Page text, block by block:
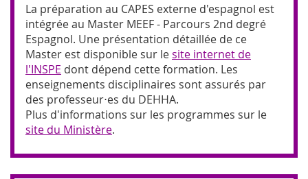
La préparation au CAPES externe d'espagnol est
intégrée au Master MEEF - Parcours 2nd degré
Espagnol. Une présentation détaillée de ce
Master est disponible sur lesite internet de
l'INSPE dont dépend cette formation. Les
enseignements disciplinaires sont assurés par
des professeur⋅es du DEHHA.
Plus d'informations sur les programmes sur le
site du Ministère.